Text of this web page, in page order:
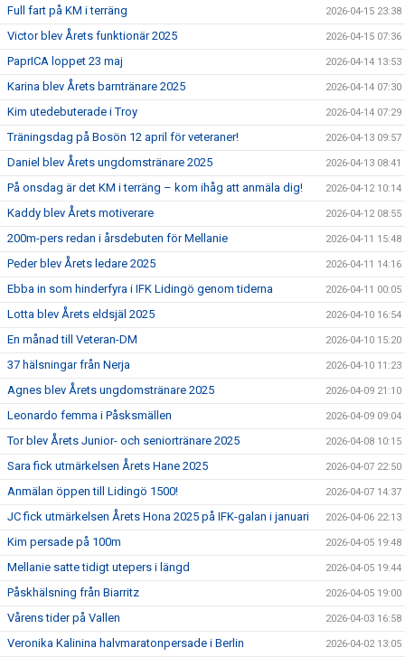
Full fart på KM i terräng 2026-04-15 23:38
Victor blev Årets funktionär 2025 2026-04-15 07:36
PaprICA loppet 23 maj 2026-04-14 13:53
Karina blev Årets barntränare 2025 2026-04-14 07:30
Kim utedebuterade i Troy 2026-04-14 07:29
Träningsdag på Bosön 12 april för veteraner! 2026-04-13 09:57
Daniel blev Årets ungdomstränare 2025 2026-04-13 08:41
På onsdag är det KM i terräng – kom ihåg att anmäla dig! 2026-04-12 10:14
Kaddy blev Årets motiverare 2026-04-12 08:55
200m-pers redan i årsdebuten för Mellanie 2026-04-11 15:48
Peder blev Årets ledare 2025 2026-04-11 14:16
Ebba in som hinderfyra i IFK Lidingö genom tiderna 2026-04-11 00:05
Lotta blev Årets eldsjäl 2025 2026-04-10 16:54
En månad till Veteran-DM 2026-04-10 15:20
37 hälsningar från Nerja 2026-04-10 11:23
Agnes blev Årets ungdomstränare 2025 2026-04-09 21:10
Leonardo femma i Påsksmällen 2026-04-09 09:04
Tor blev Årets Junior- och seniortränare 2025 2026-04-08 10:15
Sara fick utmärkelsen Årets Hane 2025 2026-04-07 22:50
Anmälan öppen till Lidingö 1500! 2026-04-07 14:37
JC fick utmärkelsen Årets Hona 2025 på IFK-galan i januari 2026-04-06 22:13
Kim persade på 100m 2026-04-05 19:48
Mellanie satte tidigt utepers i längd 2026-04-05 19:44
Påskhälsning från Biarritz 2026-04-05 19:00
Vårens tider på Vallen 2026-04-03 16:58
Veronika Kalinina halvmaratonpersade i Berlin 2026-04-02 13:05